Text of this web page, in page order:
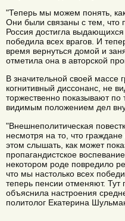
"Теперь мы можем понять,
Они были связаны с тем, что
Россия достигла
победила всех врагов. И
время вернуться домой и
отметила она в авторской
В значительной своей массе
когнитивный диссонанс, не
торжественно показывают
видимым положением дел
"Внешнеполитическая
несмотря на то, что
этом слышать, как может
пропагандистское
некотором роде повредило
что мы настолько всех
теперь пенсии отменяют. Тут
объяснила настроения
политолог Екатерина